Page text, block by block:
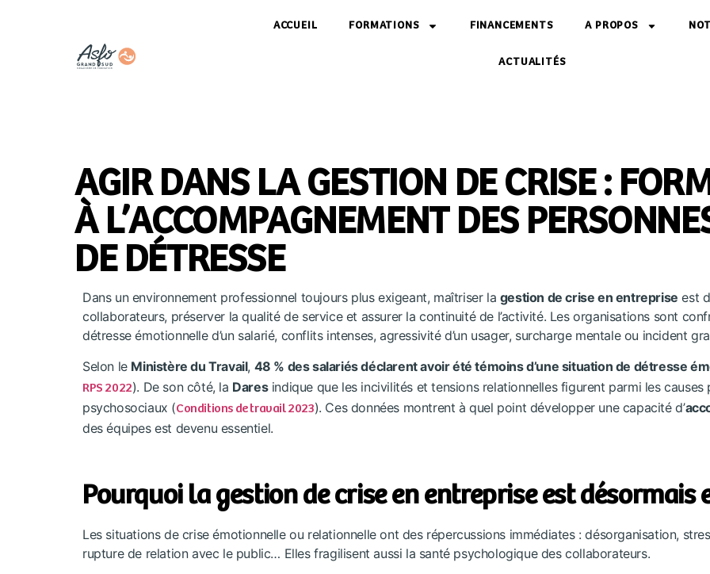
ACCUEIL FORMATIONS FINANCEMENTS A PROPOS
ACTUALITÉS
AGIR DANS LA GESTION DE CRISE :
À L’ACCOMPAGNEMENT DES
DE DÉTRESSE
Dans un environnement professionnel toujours plus exigeant, maîtriser la gestion de crise en entreprise est
collaborateurs, préserver la qualité de service et assurer la continuité de l’activité. Les organisations sont
détresse émotionnelle d’un salarié, conflits intenses, agressivité d’un usager, surcharge mentale ou incident
Selon le Ministère du Travail, 48 % des salariés déclarent avoir été témoins d’une situation de détresse
RPS 2022). De son côté, la Daresindique que les incivilités et tensions relationnelles figurent parmi les causes
psychosociaux (Conditions de travail 2023). Ces données montrent à quel point développer une capacité d’
des équipes est devenu essentiel.
Pourquoi la gestion de crise en entreprise est désormais
Les situations de crise émotionnelle ou relationnelle ont des répercussions immédiates : désorganisation,
rupture de relation avec le public… Elles fragilisent aussi la santé psychologique des collaborateurs.